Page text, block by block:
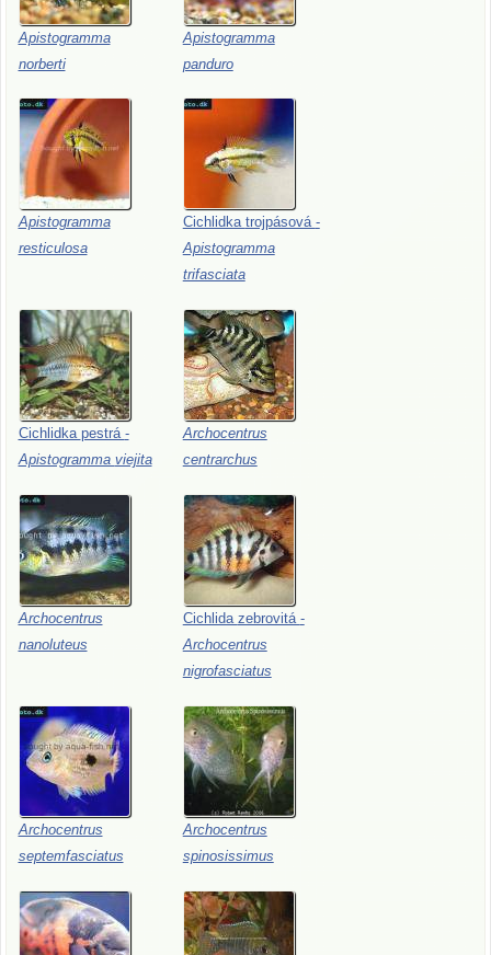
Apistogramma
norberti
Apistogramma
panduro
Apistogramma
resticulosa
Cichlidka trojpásová -
Apistogramma
trifasciata
Cichlidka pestrá -
Apistogramma viejita
Archocentrus
centrarchus
Archocentrus
nanoluteus
Cichlida zebrovitá -
Archocentrus
nigrofasciatus
Archocentrus
septemfasciatus
Archocentrus
spinosissimus